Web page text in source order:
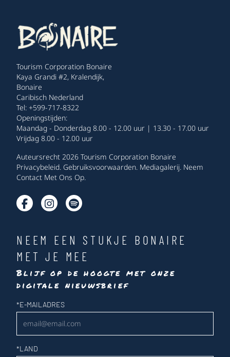
Tourism Corporation Bonaire
Kaya Grandi #2, Kralendijk,
Bonaire
Caribisch Nederland
Tel: +599-717-8322
Openingstijden:
Maandag - Donderdag 8.00 - 12.00 uur | 13.30 - 17.00 uur
Vrijdag 8.00 - 12.00 uur
Auteursrecht 2026 Tourism Corporation Bonaire
Privacybeleid. Gebruiksvoorwaarden. Mediagalerij. Neem
Contact Met Ons Op.
NEEM EEN STUKJE BONAIRE
MET JE MEE
Blijf op de hoogte met onze
digitale nieuwsbrief
Nieuwsbrief
*E-MAILADRES
*LAND